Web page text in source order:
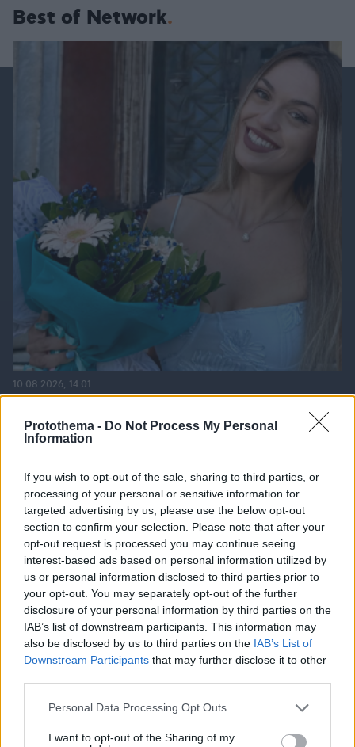
Protothema - Do Not Process My Personal
Information
If you wish to opt-out of the sale, sharing to third parties, or
processing of your personal or sensitive information for
targeted advertising by us, please use the below opt-out
section to confirm your selection. Please note that after your
opt-out request is processed you may continue seeing
interest-based ads based on personal information utilized by
us or personal information disclosed to third parties prior to
your opt-out. You may separately opt-out of the further
disclosure of your personal information by third parties on the
IAB’s list of downstream participants. This information may
also be disclosed by us to third parties on the IAB’s List of
Downstream Participants that may further disclose it to other
Please note that this website/app uses one or more Google
not limited to your visit or usage behaviour. You may click to
Personal Data Processing Opt Outs
I want to opt-out of the Sharing of my
Best of Network
διάβασε τον Ιπποκρατικό Όρκο, μιλά για τον
«άριστο γιατρό»
10.08.2026, 14:01